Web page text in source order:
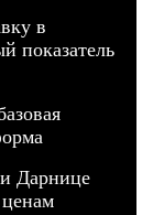
в
показатель
Дарнице